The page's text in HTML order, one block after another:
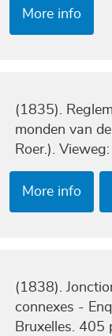
More info
(1835).
monden van
Roer.).
More info
(1838).
connexes -
Bruxelles. 405